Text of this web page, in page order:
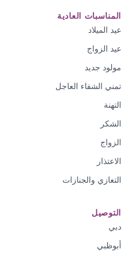
المناسبات العادية
عيد الميلاد
عيد الزواج
مولود جديد
تمني الشفاء العاجل
التهنة
الشكر
الزواج
الاعتذار
التعازي والجنازات
التوصيل
دبي
أبوظبي